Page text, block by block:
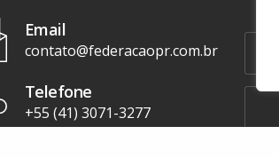
Email
contato@federacaopr.com.br
Telefone
+55 (41) 3071-3277